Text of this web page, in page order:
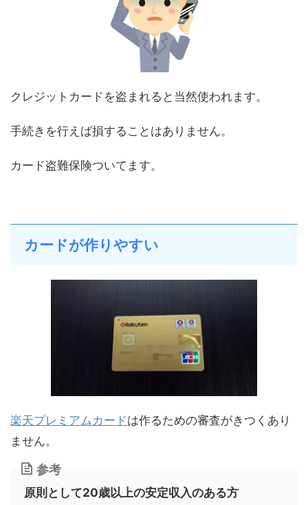
クレジットカードを盗まれると当然使われます。
手続きを行えば損することはありません。
カード盗難保険ついてます。
カードが作りやすい
楽天プレミアムカードは作るための審査がきつくあり
ません。
参考
原則として20歳以上の安定収入のある方